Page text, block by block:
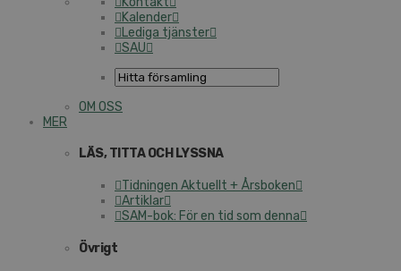
Kalender
Lediga tjänster
SAU
OM OSS
MER
LÄS, TITTA OCH LYSSNA
Tidningen Aktuellt + Årsboken
Artiklar
SAM-bok: För en tid som denna
Övrigt